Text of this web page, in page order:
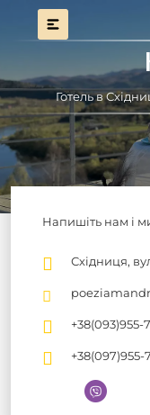
Готель в
Напишіть нам і
Східниця,
+38(093)955-
+38(097)955-